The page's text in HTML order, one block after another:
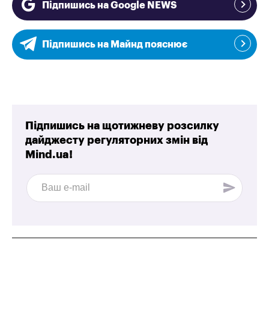
Підпишись на Google NEWS
Підпишись на Майнд пояснює
Підпишись на щотижневу розсилку
дайджесту регуляторних змін від
Mind.ua!